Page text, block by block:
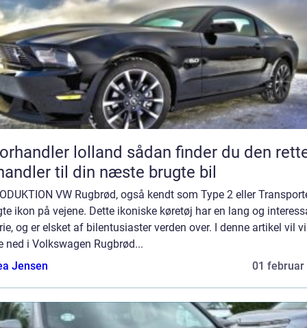
lolland sådan finder du den rette
til din næste brugte bil
VW Rugbrød, også kendt som Type 2 eller
ikon på vejene. Dette ikoniske køretøj har en lang og
og er elsket af bilentusiaster verden over. I denne artikel vil vi
ned i Volkswagen Rugbrød...
Jensen
01 februar